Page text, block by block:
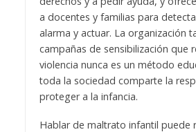
a docentes y familias para
alarma y actuar. La organización
campañas de sensibilización que
violencia nunca es un método
toda la sociedad comparte la
proteger a la infancia.
Hablar de maltrato infantil puede